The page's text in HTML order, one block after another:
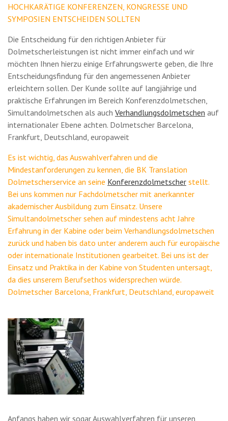
HOCHKARÄTIGE KONFERENZEN, KONGRESSE UND
SYMPOSIEN ENTSCHEIDEN SOLLTEN
Die Entscheidung für den richtigen Anbieter für
Dolmetscherleistungen ist nicht immer einfach und wir
möchten Ihnen hierzu einige Erfahrungswerte geben, die Ihre
Entscheidungsfindung für den angemessenen Anbieter
erleichtern sollen. Der Kunde sollte auf langjährige und
praktische Erfahrungen im Bereich Konferenzdolmetschen,
Simultandolmetschen als auch Verhandlungsdolmetschen auf
internationaler Ebene achten. Dolmetscher Barcelona,
Frankfurt, Deutschland, europaweit
Es ist wichtig, das Auswahlverfahren und die
Mindestanforderungen zu kennen, die BK Translation
Dolmetscherservice an seine Konferenzdolmetscher stellt.
Bei uns kommen nur Fachdolmetscher mit anerkannter
akademischer Ausbildung zum Einsatz. Unsere
Simultandolmetscher sehen auf mindestens acht Jahre
Erfahrung in der Kabine oder beim Verhandlungsdolmetschen
zurück und haben bis dato unter anderem auch für europäische
oder internationale Institutionen gearbeitet. Bei uns ist der
Einsatz und Praktika in der Kabine von Studenten untersagt,
da dies unserem Berufsethos widersprechen würde.
Dolmetscher Barcelona, Frankfurt, Deutschland, europaweit
Anfangs haben wir sogar Auswahlverfahren für unseren